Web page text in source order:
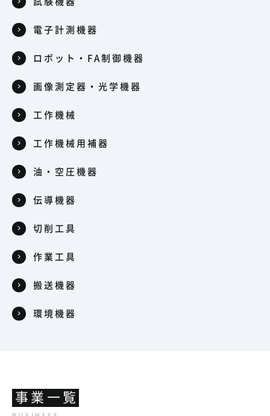
電子計測機器
ロボット・FA制御機器
画像測定器・光学機器
工作機械
工作機械用補器
油・空圧機器
伝導機器
切削工具
作業工具
搬送機器
環境機器
事業一覧